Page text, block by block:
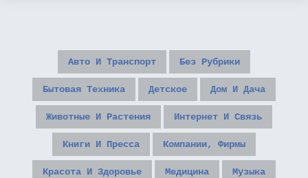
Авто И Транспорт Без Рубрики
Бытовая Техника Детское Дом И Дача
Животные И Растения Интернет И Связь
Книги И Пресса Компании, Фирмы
Красота И Здоровье Медицина Музыка